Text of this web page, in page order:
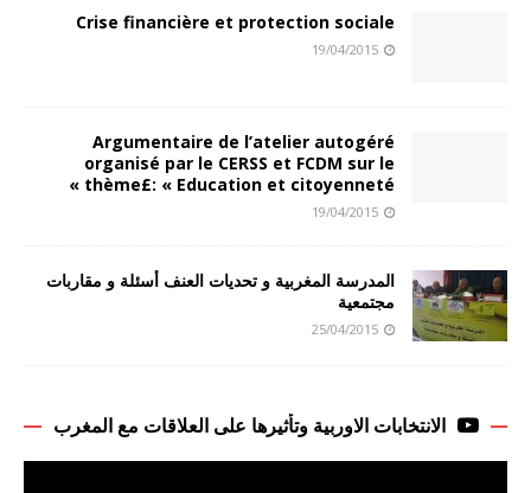
Crise financière et protection sociale
19/04/2015
Argumentaire de l’atelier autogéré
organisé par le CERSS et FCDM sur le
thème£: « Education et citoyenneté »
19/04/2015
المدرسة المغربية و تحديات العنف أسئلة و مقاربات
مجتمعية
25/04/2015
الانتخابات الاوربية وتأثيرها على العلاقات مع المغرب